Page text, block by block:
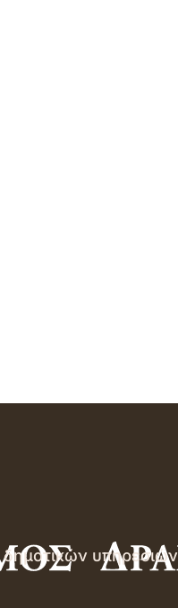
δημοτικών υπηρεσιών